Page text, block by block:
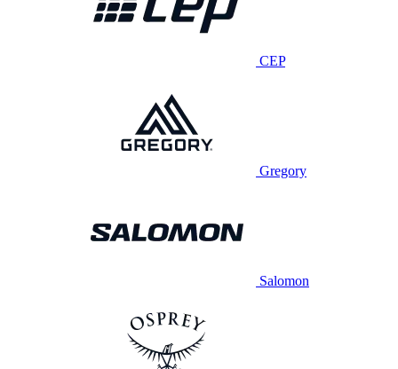
CEP
Gregory
Salomon